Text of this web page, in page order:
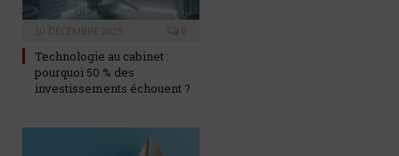
Technologie au cabinet :
pourquoi 50 % des
investissements échouent ?